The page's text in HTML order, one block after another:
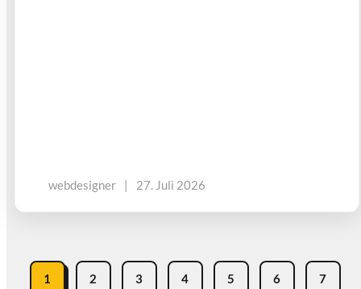
webdesigner | 27. Juli 2026
1 2 3 4 5 6 7